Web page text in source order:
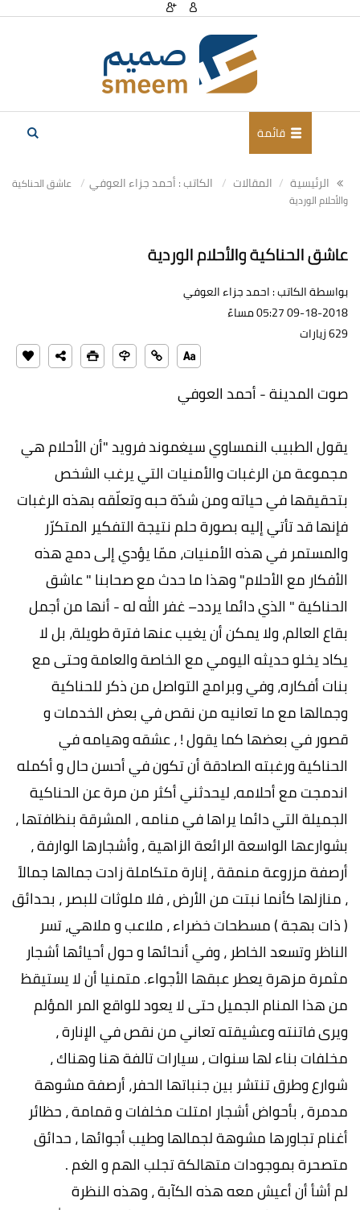
قائمة
الرئيسية المقالات الكاتب : أحمد جزاء العوفي
عاشق الحناكية
والأحلام الوردية
عاشق الحناكية والأحلام الوردية
بواسطة الكاتب : احمد جزاء العوفي
09-18-2018 05:27 مساءً
629 زيارات
صوت المدينة - أحمد العوفي
يقول الطبيب النمساوي سيغموند فرويد "أن الأحلام هي
مجموعة من الرغبات والأمنيات التي يرغب الشخص
بتحقيقها في حياته ومن شدّة حبه وتعلّقه بهذه الرغبات
فإنها قد تأتي إليه بصورة حلم نتيجة التفكير المتكرّر
والمستمر في هذه الأمنيات، ممّا يؤدي إلى دمج هذه
الأفكار مع الأحلام" وهذا ما حدث مع صحابنا " عاشق
الحناكية " الذي دائما يردد– غفر الله له - أنها من أجمل
بقاع العالم، ولا يمكن أن يغيب عنها فترة طويلة، بل لا
يكاد يخلو حديثه اليومي مع الخاصة والعامة وحتى مع
بنات أفكاره، وفي وبرامج التواصل من ذكر للحناكية
وجمالها مع ما تعانيه من نقص في بعض الخدمات و
قصور في بعضها كما يقول ! ، عشقه وهيامه في
الحناكية ورغبته الصادقة أن تكون في أحسن حال و أكمله
اندمجت مع أحلامه، ليحدثني أكثر من مرة عن الحناكية
الجميلة التي دائما يراها في منامه ، المشرقة بنظافتها ،
بشوارعها الواسعة الرائعة الزاهية ، وأشجارها الوارفة ،
أرصفة مزروعة منمقة ، إنارة متكاملة زادت جمالها جمالاً
، منازلها كأنما نبتت من الأرض ، فلا ملوثات للبصر ، بحدائق
( ذات بهجة ) مسطحات خضراء ، ملاعب و ملاهي، تسر
الناظر وتسعد الخاطر ، وفي أنحائها و حول أحيائها أشجار
مثمرة مزهرة يعطر عبقها الأجواء. متمنيا أن لا يستيقظ
من هذا المنام الجميل حتى لا يعود للواقع المر المؤلم
ويرى فاتنته وعشيقته تعاني من نقص في الإنارة ،
مخلفات بناء لها سنوات ، سيارات تالفة هنا وهناك ،
شوارع وطرق تنتشر بين جنباتها الحفر، أرصفة مشوهة
مدمرة ، بأحواض أشجار امتلت مخلفات و قمامة ، حظائر
أغنام تجاورها مشوهة لجمالها وطيب أجوائها ، حدائق
متصحرة بموجودات متهالكة تجلب الهم و الغم .
لم أشأ أن أعيش معه هذه الكآبة ، وهذه النظرة